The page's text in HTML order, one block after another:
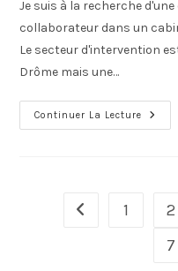
Je suis à la recherche
collaborateur dans un
Le secteur d'intervention
Drôme mais une…
Continuer La Lecture
1 2
7